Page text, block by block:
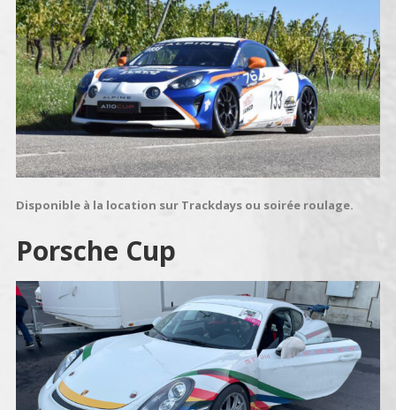
Disponible à la location sur Trackdays ou soirée roulage.
Porsche Cup